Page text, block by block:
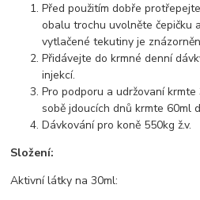
Před použitím dobře
obalu trochu uvolněte čepičku
vytlačené tekutiny je
Přidávejte do krmné denní
injekcí.
Pro podporu a udržovaní
sobě jdoucích dnů krmte 60ml
Dávkování pro koně 550kg ž.v.
Složení:
Aktivní látky na 30ml: